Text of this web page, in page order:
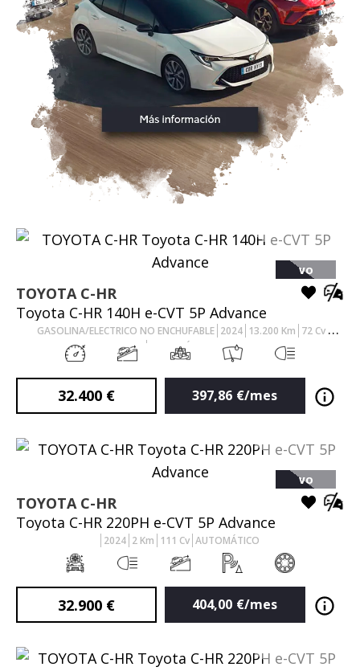
VO
TOYOTA C-HR
Toyota C-HR 140H e-CVT 5P Advance
GASOLINA/ELECTRICO NO ENCHUFABLE 2024 13.200 Km 72 Cv
AUTOMÁTICO
32.400 € 397,86 €/mes
VO
TOYOTA C-HR
Toyota C-HR 220PH e-CVT 5P Advance
2024 2 Km 111 Cv AUTOMÁTICO
32.900 € 404,00 €/mes